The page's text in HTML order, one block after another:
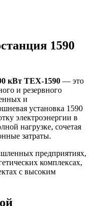
1590
кВт TEX-1590 — это
и резервного
и
установка 1590
электроэнергии в
нагрузке, сочетая
затраты.
предприятиях,
комплексах,
с высоким